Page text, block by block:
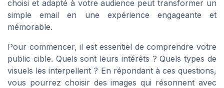
choisi et adapté à votre audience peut transformer un
simple email en une expérience engageante et
mémorable.
Pour commencer, il est essentiel de comprendre votre
public cible. Quels sont leurs intérêts ? Quels types de
visuels les interpellent ? En répondant à ces questions,
vous pourrez choisir des images qui résonnent avec